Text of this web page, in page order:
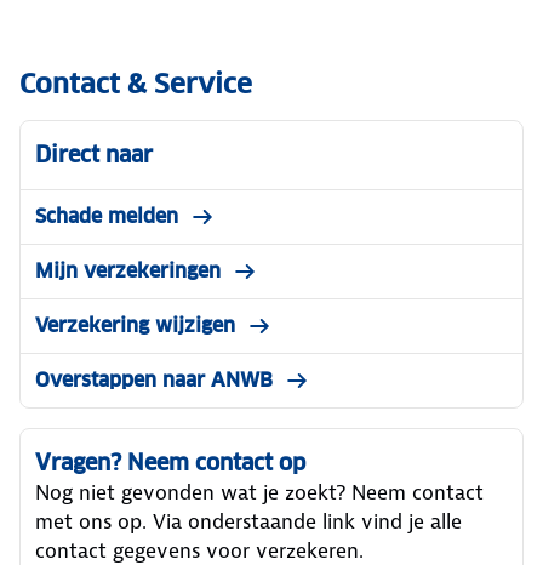
Contact & Service
Direct naar
Schade melden
Mijn verzekeringen
Verzekering wijzigen
Overstappen naar ANWB
Vragen? Neem contact op
Nog niet gevonden wat je zoekt? Neem contact
met ons op. Via onderstaande link vind je alle
contact gegevens voor verzekeren.